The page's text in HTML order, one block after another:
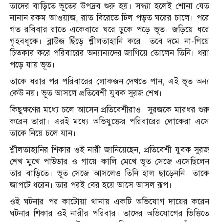
তাদের বাড়িতে ভূতের উপদ্রব শুরু হয়। সন্ধ্যা হলেই শোনা যেত
নানান রকম আওয়াজ, রাত বিরেতে ঢিল পড়ত ঘরের চালে। পরে
গত রবিবার রাতে একেবারে ঘরে ঢুকে পড়ে ভূত। জড়িয়ে ধরে
গৃহবধূকে। ব্লাউজ ছিঁড়ে শ্লীলতাহানি করে। তবে দমে না-গিয়ে
চিত্কার করে পরিবারের অন্যান্যদের জাগিয়ে তোলেন তিনি। ধরা
পড়ে যায় ভূত।
তাকে ধরার পর পরিবারের লোকজন দেখতে পান, এই ভূত অন্য
কেউ নয়। ভূত আসলে প্রতিবেশী যুবক সুরজ শেখ।
কিছুক্ষণের মধ্যে চলে আসেন প্রতিবেশীরাও। সুরজকে মারধর শুরু
করেন তারা। এরই মধ্যে অভিযুক্তের পরিবারের লোকেরা এসে
তাকে নিয়ে চলে যান।
শ্লীলতাহানির শিকার ওই নারী জানিয়েছেন, প্রতিবেশী যুবক সুরজ
শেখ মুখে পাউডার ও গায়ে কালি মেখে ভূত সেজে এসেছিলেন
তার বাড়িতে। ভূত সেজে আসলেও তিনি হাল ছাড়েননি। তাকে
জাপটে ধরেন। তার পরই বের হয়ে আসে আসল রূপ।
ওই ঘটনার পর কাটোয়া থানায় একটি অভিযোগ দায়ের করেন
ঘটনার শিকার ওই নারীর পরিবার। তাদের অভিযোগের ভিত্তিতে